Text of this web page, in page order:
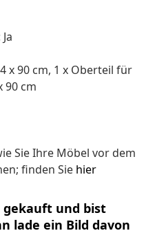
x 90 cm, 1 x Oberteil für
90 cm
Sie Ihre Möbel vor dem
finden Sie hier
und bist
lade ein Bild davon